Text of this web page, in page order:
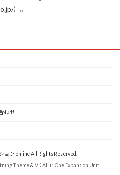
）。
わせ
ョン online All Rights Reserved.
Theme& VK All in One Expansion Unit